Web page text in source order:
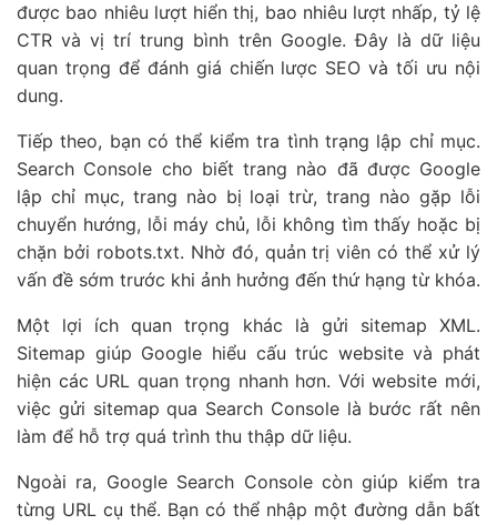
được bao nhiêu lượt hiển thị, bao nhiêu lượt nhấp, tỷ lệ
CTR và vị trí trung bình trên Google. Đây là dữ liệu
quan trọng để đánh giá chiến lược SEO và tối ưu nội
dung.
Tiếp theo, bạn có thể kiểm tra tình trạng lập chỉ mục.
Search Console cho biết trang nào đã được Google
lập chỉ mục, trang nào bị loại trừ, trang nào gặp lỗi
chuyển hướng, lỗi máy chủ, lỗi không tìm thấy hoặc bị
chặn bởi robots.txt. Nhờ đó, quản trị viên có thể xử lý
vấn đề sớm trước khi ảnh hưởng đến thứ hạng từ khóa.
Một lợi ích quan trọng khác là gửi sitemap XML.
Sitemap giúp Google hiểu cấu trúc website và phát
hiện các URL quan trọng nhanh hơn. Với website mới,
việc gửi sitemap qua Search Console là bước rất nên
làm để hỗ trợ quá trình thu thập dữ liệu.
Ngoài ra, Google Search Console còn giúp kiểm tra
từng URL cụ thể. Bạn có thể nhập một đường dẫn bất